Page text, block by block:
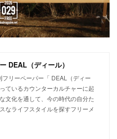
DEAL（ディール）
リーペーパー「 DEAL（ディー
ているカウンターカルチャーに起
文化を通して、今の時代の自分た
なライフスタイルを探すフリーメ